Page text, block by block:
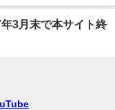
3月末で本サイト終